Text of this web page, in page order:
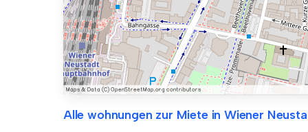
Alle wohnungen zur Miete in Wiener